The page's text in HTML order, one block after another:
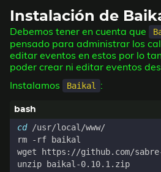
Instalación de
Debemos tener en cuenta que
pensado para administrar los
editar eventos en estos por lo
poder crear ni editar eventos
Instalamos
Baikal :
cd